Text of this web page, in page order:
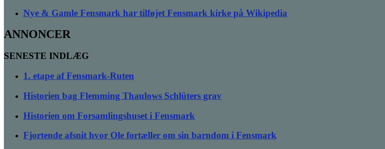
Nye & Gamle Fensmark har tilføjet Fensmark kirke på Wikipedia
ANNONCER
SENESTE INDLÆG
1. etape af Fensmark-Ruten
Historien bag Flemming Thaulows Schlüters grav
Historien om Forsamlingshuset i Fensmark
Fjortende afsnit hvor Ole fortæller om sin barndom i Fensmark